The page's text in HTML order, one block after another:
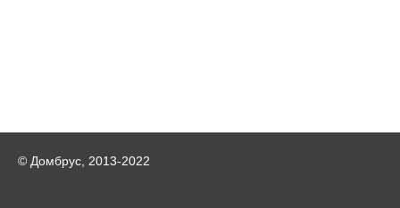
© Домбрус, 2013-2022